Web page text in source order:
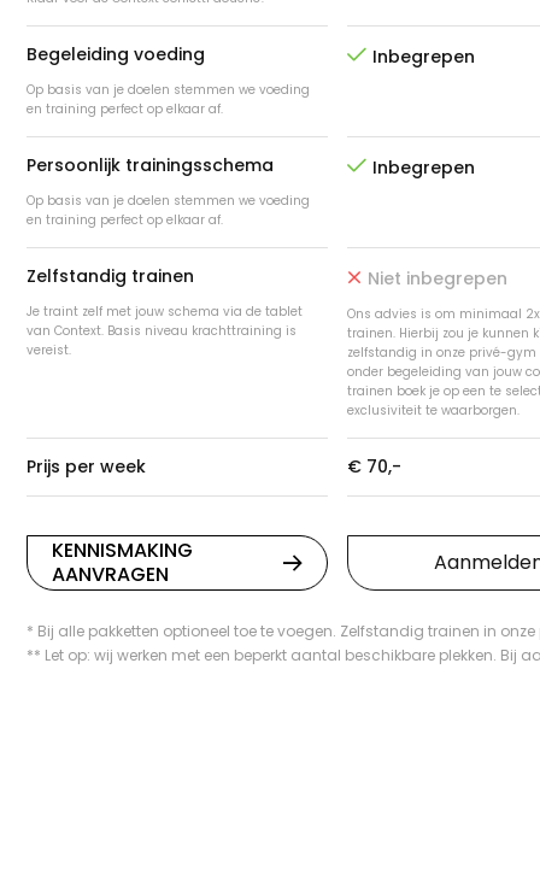
Begeleiding voeding
Op basis van je doelen stemmen we voeding
en training perfect op elkaar af.
 Inbegrepen
Persoonlijk trainingsschema
Op basis van je doelen stemmen we voeding
en training perfect op elkaar af.
 Inbegrepen
Zelfstandig trainen
Je traint zelf met jouw schema via de tablet
van Context. Basis niveau krachttraining is
vereist.
 Niet inbegrepen
Ons advies is om minimaal
trainen. Hierbij zou je kunnen
zelfstandig in onze privé-gym
onder begeleiding van jouw
trainen boek je op een te
exclusiviteit te waarborgen.
Prijs per week € 70,-
KENNISMAKING
AANVRAGEN

* Bij alle pakketten optioneel toe te voegen. Zelfstandig trainen in
** Let op: wij werken met een beperkt aantal beschikbare plekken.